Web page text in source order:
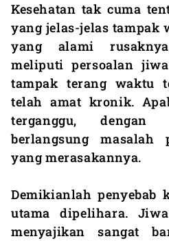
Kesehatan tak cuma
yang jelas-jelas tampak
yang alami
meliputi persoalan
tampak terang waktu
telah amat kronik.
terganggu, dengan
berlangsung masalah
yang merasakannya.
Demikianlah penyebab
utama dipelihara.
menyajikan sangat